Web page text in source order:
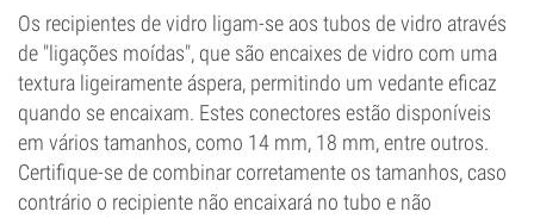
Os recipientes de vidro ligam-se aos tubos de vidro através
de "ligações moídas", que são encaixes de vidro com uma
textura ligeiramente áspera, permitindo um vedante eficaz
quando se encaixam. Estes conectores estão disponíveis
em vários tamanhos, como 14 mm, 18 mm, entre outros.
Certifique-se de combinar corretamente os tamanhos, caso
contrário o recipiente não encaixará no tubo e não